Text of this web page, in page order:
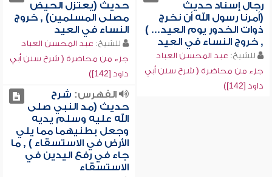
رجال إسناد حديث
(أمرنا رسول الله أن نخرج
ذوات الخدور يوم العيد... )
, خروج النساء في العيد
للشيخ: عبد المحسن العباد
جزء من محاضرة ( شرح سنن أبي
داود [142])
حديث (يعتزل الحيض
مصلى المسلمين) , خروج
النساء في العيد
للشيخ: عبد المحسن العباد
جزء من محاضرة ( شرح سنن أبي
داود [142])
الفهرس: شرح
حديث (مد النبي صلى
الله عليه وسلم يديه
وجعل بطنيهما مما يلي
الأرض في الاستسقاء ) , ما
جاء في رفع اليدين في
الاستسقاء